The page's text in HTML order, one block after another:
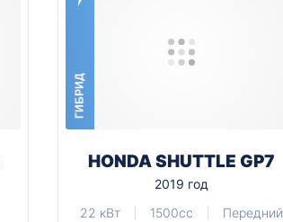
ГИБРИД
HONDA SHUTTLE GP7
2019 год
22 кВт
1500cc Передний